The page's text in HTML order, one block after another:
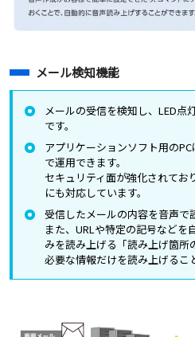
メール検知機能
メールの受信を検知し、LED点
です。
アプリケーションソフト用の
で運用できます。
セキュリティ面が強化されてお
にも対応しています。
受信したメールの内容を音声で
また、URLや特定の記号などを
みを読み上げる「読み上げ箇所
必要な情報だけを読み上げるこ